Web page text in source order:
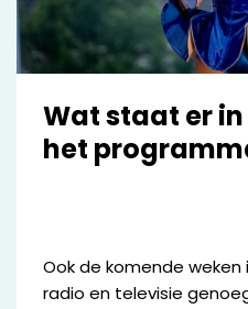
Wat staat er
het
Ook de komende
radio en televisie